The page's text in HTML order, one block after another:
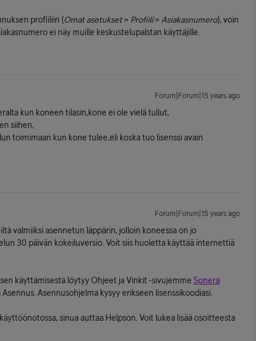
profiiliin (Omat asetukset> Profiili> Asiakasnumero), voin
ei näy muille keskustelupalstan käyttäjille.
Forum|Forum|15 years ago
kun koneen tilasin,kone ei ole vielä tullut,
siihen,
toimimaan kun kone tulee,eli koska tuo lisenssi avain
Forum|Forum|15 years ago
valmiiksi asennetun läppärin, jolloin koneessa on jo
30 päivän kokeiluversio. Voit siis huoletta käyttää internettiä
käyttämisestä löytyy Ohjeet ja Vinkit -sivujemme Sonera
Asennusohjelma kysyy erikseen lisenssikoodiasi.
sinua auttaa Helpson. Voit lukea lisää osoitteesta